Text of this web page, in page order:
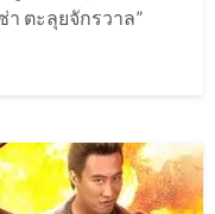
า ตะลุยจักรวาล”